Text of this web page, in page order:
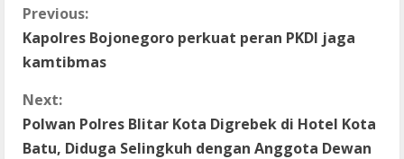
C
o
n
t
Previous:
Kapolres Bojonegoro perkuat peran PKDI jaga
kamtibmas
Next:
Polwan Polres Blitar Kota Digrebek di Hotel Kota
Batu, Diduga Selingkuh dengan Anggota Dewan